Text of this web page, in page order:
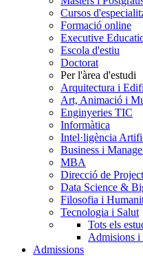
Cursos
Formació online
Executive
Escola d'estiu
Doctorat
Per l'àrea d'estudi
Arquitectura i
Art, Animació i
Enginyeries TIC
Informàtica
Intel·ligència
Business i
MBA
Direcció de
Data Science &
Filosofia i
Tecnologia i Salut
Tots els
Admisions i
Admissions